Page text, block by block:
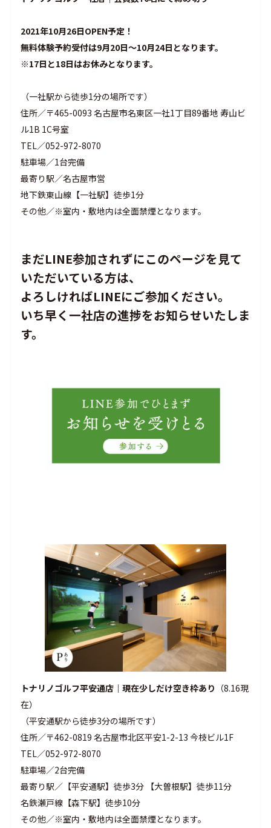
2021年10月26日OPEN予定！
無料体験予約受付は9月20日〜10月24日となります。
※17日と18日はお休みとなります。
（一社駅から徒歩1分の場所です）
住所／〒465-0093 名古屋市名東区一社1丁目89番地 寿山ビ
ル1B 1C号室
TEL／052-972-8070
駐車場／1台完備
最寄り駅／名古屋市営
地下鉄東山線【一社駅】徒歩1分
その他／※室内・敷地内は全面禁煙となります。
まだLINE参加されずにこのページを見て
いただいている方は、
よろしければLINEにご参加ください。
いち早く一社店の進捗をお知らせいたしま
す。
トナリノゴルフ平安通店｜現在少しだけ空き枠あり （8.16現
在）
（平安通駅から徒歩3分の場所です）
住所／〒462-0819 名古屋市北区平安1-2-13 今枝ビル1F
TEL／052-972-8070
駐車場／2台完備
最寄り駅／【平安通駅】徒歩3分 【大曽根駅】徒歩11分
名鉄瀬戸線【森下駅】徒歩10分
その他／※室内・敷地内は全面禁煙となります。